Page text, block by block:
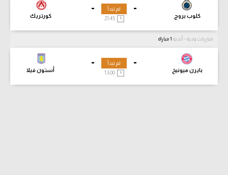
-
كلوب بروج
-
كورتريك
لم تبدأ
21:45
مباريات ودية - أندية
-
بايرن ميونيخ
-
أستون فيلا
لم تبدأ
13:00